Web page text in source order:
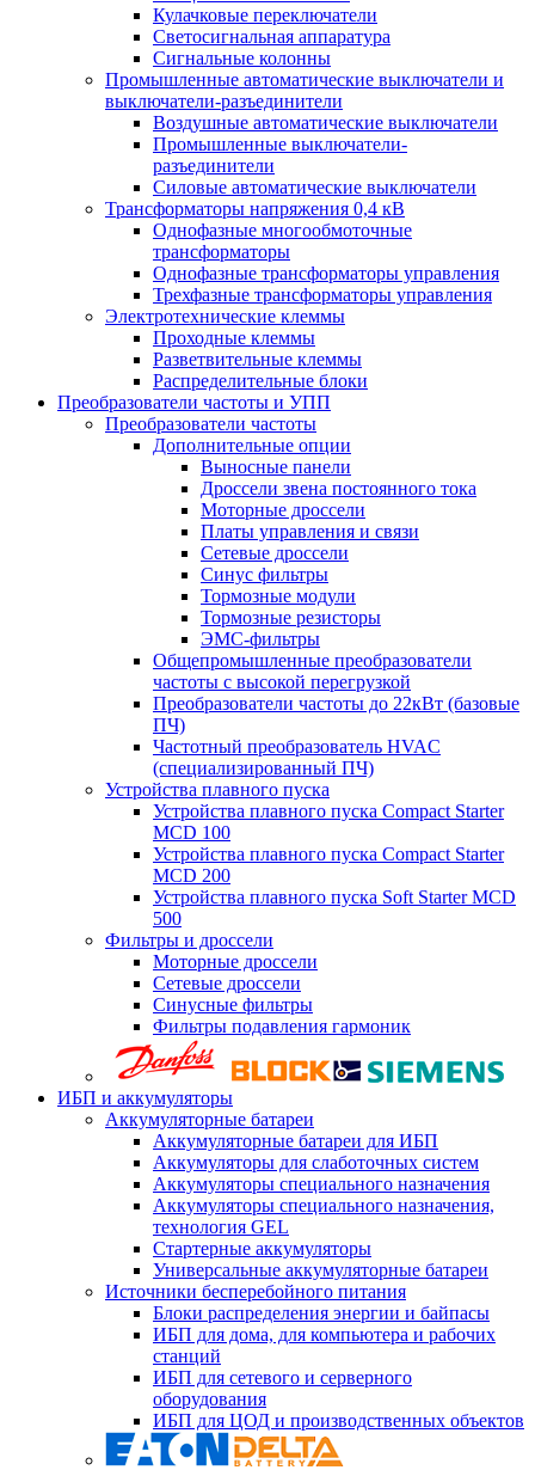
Кулачковые переключатели
Светосигнальная аппаратура
Сигнальные колонны
Промышленные автоматические выключатели и
выключатели-разъединители
Воздушные автоматические выключатели
Промышленные выключатели-
разъединители
Силовые автоматические выключатели
Трансформаторы напряжения 0,4 кВ
Однофазные многообмоточные
трансформаторы
Однофазные трансформаторы управления
Трехфазные трансформаторы управления
Электротехнические клеммы
Проходные клеммы
Разветвительные клеммы
Распределительные блоки
Преобразователи частоты и УПП
Преобразователи частоты
Дополнительные опции
Выносные панели
Дроссели звена постоянного тока
Моторные дроссели
Платы управления и связи
Сетевые дроссели
Синус фильтры
Тормозные модули
Тормозные резисторы
ЭМС-фильтры
Общепромышленные преобразователи
частоты с высокой перегрузкой
Преобразователи частоты до 22кВт (базовые
ПЧ)
Частотный преобразователь HVAC
(специализированный ПЧ)
Устройства плавного пуска
Устройства плавного пуска Compact Starter
MCD 100
Устройства плавного пуска Compact Starter
MCD 200
Устройства плавного пуска Soft Starter MCD
500
Фильтры и дроссели
Моторные дроссели
Сетевые дроссели
Синусные фильтры
Фильтры подавления гармоник
ИБП и аккумуляторы
Аккумуляторные батареи
Аккумуляторные батареи для ИБП
Аккумуляторы для слаботочных систем
Аккумуляторы специального назначения
Аккумуляторы специального назначения,
технология GEL
Стартерные аккумуляторы
Универсальные аккумуляторные батареи
Источники бесперебойного питания
Блоки распределения энергии и байпасы
ИБП для дома, для компьютера и рабочих
станций
ИБП для сетевого и серверного
оборудования
ИБП для ЦОД и производственных объектов